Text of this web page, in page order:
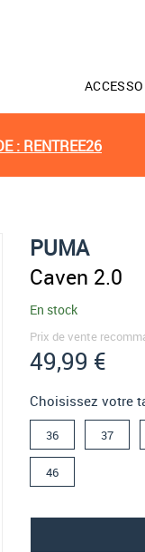
: RENTREE26
PUMA
Caven 2.0
En stock
Prix de vente
49,99 €
Choisissez votre
36 37
46